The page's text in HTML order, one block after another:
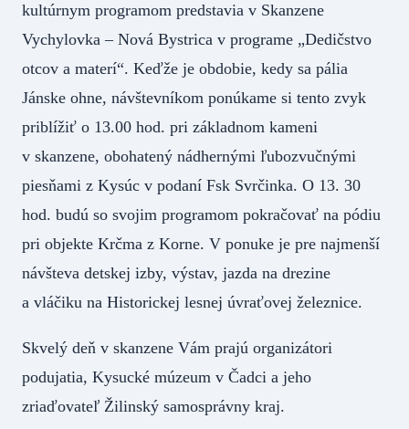
kultúrnym programom predstavia v Skanzene
Vychylovka – Nová Bystrica v programe „Dedičstvo
otcov a materí“. Keďže je obdobie, kedy sa pália
Jánske ohne, návštevníkom ponúkame si tento zvyk
priblížiť o 13.00 hod. pri základnom kameni
v skanzene, obohatený nádhernými ľubozvučnými
piesňami z Kysúc v podaní Fsk Svrčinka. O 13. 30
hod. budú so svojim programom pokračovať na pódiu
pri objekte Krčma z Korne. V ponuke je pre najmenší
návšteva detskej izby, výstav, jazda na drezine
a vláčiku na Historickej lesnej úvraťovej železnice.
Skvelý deň v skanzene Vám prajú organizátori
podujatia, Kysucké múzeum v Čadci a jeho
zriaďovateľ Žilinský samosprávny kraj.